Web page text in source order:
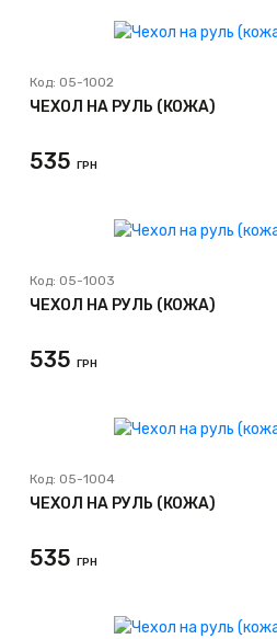
Код: 05-1002
ЧЕХОЛ НА РУЛЬ (КОЖА)
535 ГРН
Код: 05-1003
ЧЕХОЛ НА РУЛЬ (КОЖА)
535 ГРН
Код: 05-1004
ЧЕХОЛ НА РУЛЬ (КОЖА)
535 ГРН